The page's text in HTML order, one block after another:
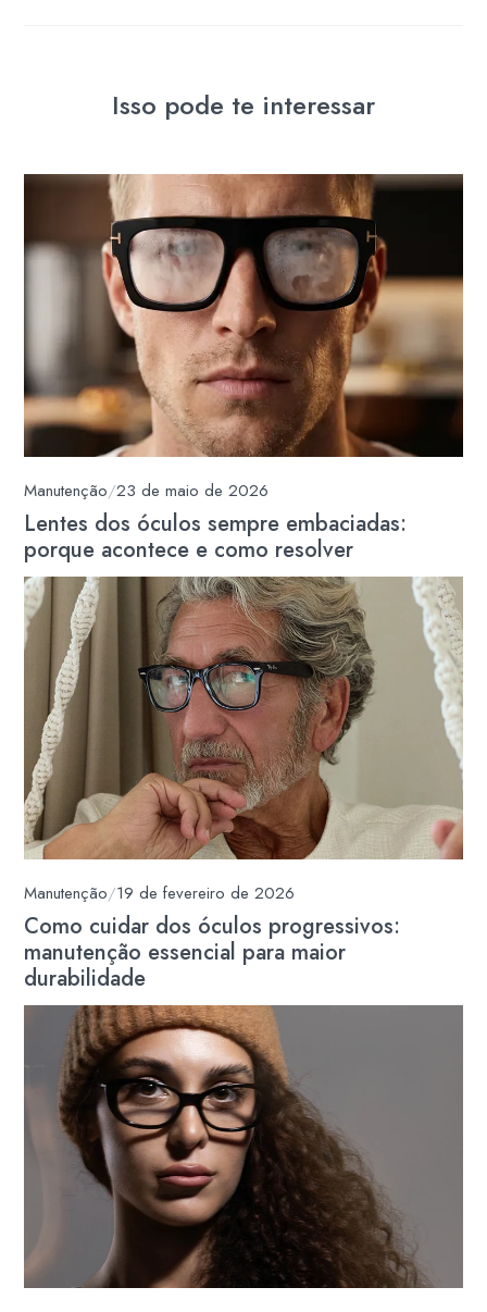
Isso pode te interessar
Manutenção/23 de maio de 2026
Lentes dos óculos sempre embaciadas:
porque acontece e como resolver
Manutenção/19 de fevereiro de 2026
Como cuidar dos óculos progressivos:
manutenção essencial para maior
durabilidade